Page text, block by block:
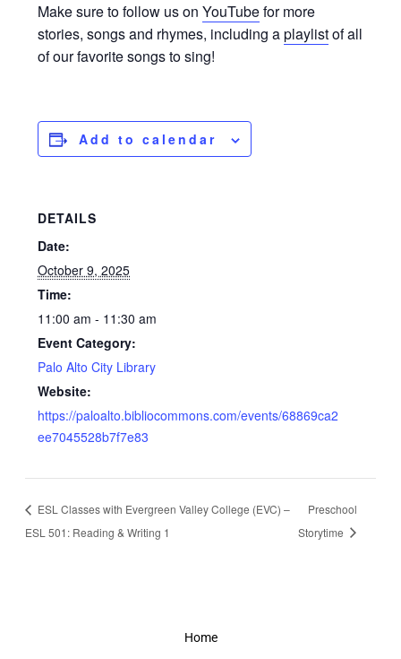
Make sure to follow us onYouTubefor more
stories, songs and rhymes, including aplaylistof all
of our favorite songs to sing!
Add to calendar
DETAILS
Date:
October 9, 2025
Time:
11:00 am - 11:30 am
Event Category:
Palo Alto City Library
Website:
https://paloalto.bibliocommons.com/events/68869ca2
ee7045528b7f7e83
ESL Classes with Evergreen Valley College (EVC) –
ESL 501: Reading & Writing 1
Preschool
Storytime
Home